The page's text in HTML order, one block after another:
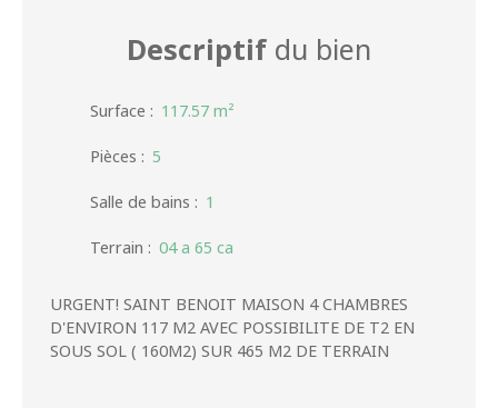
Descriptif du bien
Surface : 117.57 m²
Pièces : 5
Salle de bains : 1
Terrain : 04 a 65 ca
URGENT! SAINT BENOIT MAISON 4 CHAMBRES
D'ENVIRON 117 M2 AVEC POSSIBILITE DE T2 EN
SOUS SOL ( 160M2) SUR 465 M2 DE TERRAIN